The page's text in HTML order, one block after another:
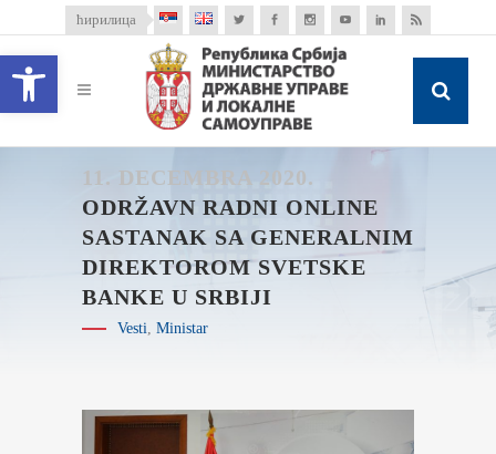
Open toolbar
ћирилица
11. DECEMBRA 2020.
ODRŽAVN RADNI ONLINE
SASTANAK SA GENERALNIM
DIREKTOROM SVETSKE
BANKE U SRBIJI
Vesti, Ministar